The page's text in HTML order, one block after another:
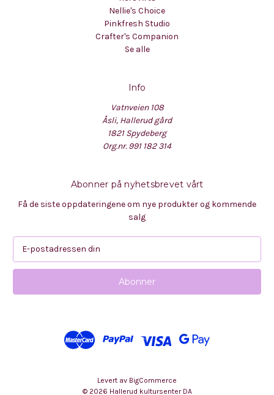
Nellie's Choice
Pinkfresh Studio
Crafter's Companion
Se alle
Info
Vatnveien 108
Åsli, Hallerud gård
1821 Spydeberg
Org.nr. 991 182 314
Abonner på nyhetsbrevet vårt
Få de siste oppdateringene om nye produkter og kommende
salg
p
s
Levert av BigCommerce
© 2026 Hallerud kultursenter DA